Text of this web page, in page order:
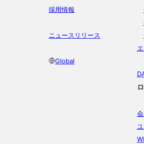
採用情報
ニュースリリース
Global